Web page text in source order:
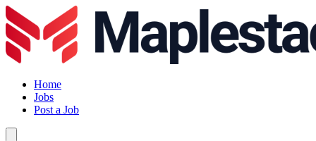
Home
Jobs
Post a Job